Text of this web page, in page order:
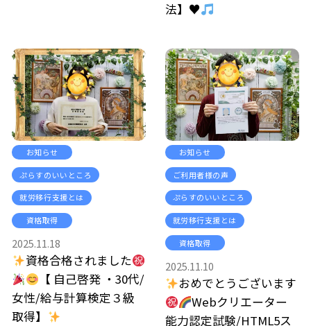
法】 ♥️
お知らせ
ぷらすのいいところ
就労移行支援とは
資格取得
2025.11.18
資格合格されました
【 自己啓発 ・30代/
女性/給与計算検定３級
取得】
お知らせ
ご利用者様の声
ぷらすのいいところ
就労移行支援とは
資格取得
2025.11.10
おめでとうございます
Webクリエーター
能力認定試験/HTML5ス